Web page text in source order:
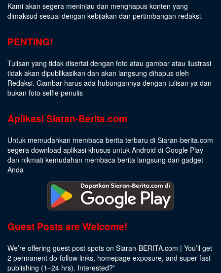
Kami akan segera meninjau dan menghapus konten yang
dimaksud sesuai dengan kebijakan dan pertimbangan redaksi.
PENTING!
Tulisan yang tidak disertai dengan foto atau gambar atau ilustrasi
tidak akan dipublikasikan dan akan langsung dihapus oleh
Redaksi. Gambar harus ada hubungannya dengan tulisan ya dan
bukan foto selfie penulis
Aplikasi Siaran-Berita.com
Untuk memudahkan membaca berita terbaru di Siaran-berita.com
segera download aplikasi khusus untuk Android di Google Play
dan nikmati kemudahan membaca berita langsung dari gadget
Anda
Guest Posts are Welcome!
We’re offering guest post spots on Siaran-BERITA.com | You’ll get
2 permanent do-follow links, homepage exposure, and super fast
publishing (1–24 hrs). Interested?”